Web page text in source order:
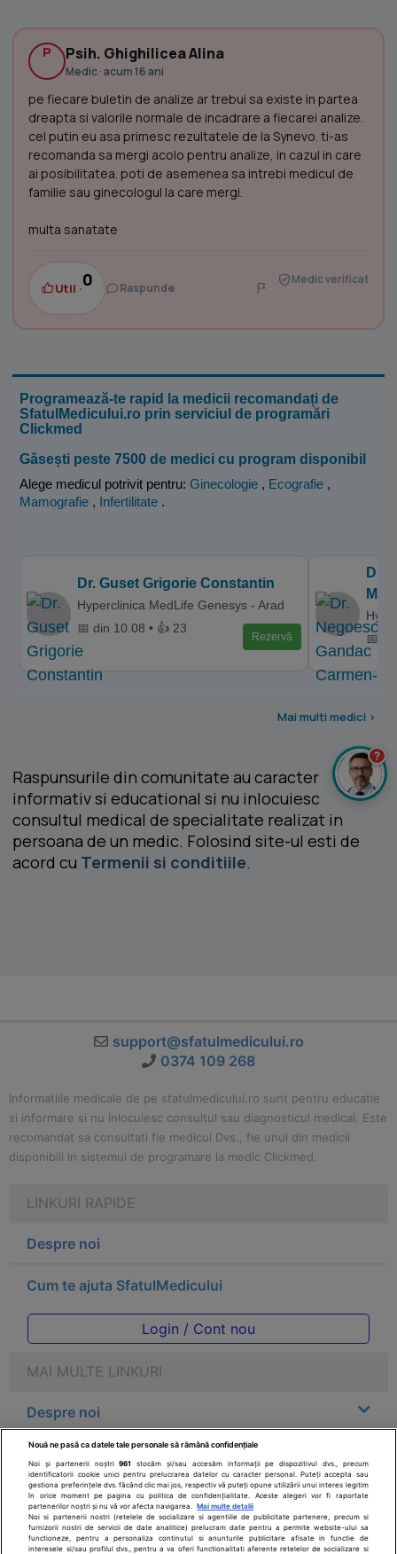
P Psih. Ghighilicea Alina
Medic · acum 16 ani
pe fiecare buletin de analize ar trebui sa existe in partea
dreapta si valorile normale de incadrare a fiecarei analize.
cel putin eu asa primesc rezultatele de la Synevo. ti-as
recomanda sa mergi acolo pentru analize, in cazul in care
ai posibilitatea. poti de asemenea sa intrebi medicul de
familie sau ginecologul la care mergi.
multa sanatate
Util ·0 Raspunde
Medic verificat
Programează-te rapid la medicii recomandați de
SfatulMedicului.ro prin serviciul de programări
Clickmed
Găsești peste 7500 de medici cu program disponibil
Alege medicul potrivit pentru: Ginecologie , Ecografie ,
Mamografie , Infertilitate .
Dr. Guset Grigorie Constantin
Hyperclinica MedLife Genesys - Arad
📅 din 10.08 • 👍 23
Rezervă
Dr.
📅
Mai multi medici >
Raspunsurile din comunitate au caracter
informativ si educational si nu inlocuiesc
consultul medical de specialitate realizat in
persoana de un medic. Folosind site-ul esti de
acord cu Termenii si conditiile.
support@sfatulmedicului.ro
0374 109 268
Informatiile medicale de pe sfatulmedicului.ro sunt pentru educatie
si informare si nu inlocuiesc consultul sau diagnosticul medical. Este
recomandat sa consultati fie medicul Dvs., fie unul din medicii
disponibili in sistemul de programare la medic Clickmed.
LINKURI RAPIDE
Despre noi
Cum te ajuta SfatulMedicului
Login / Cont nou
MAI MULTE LINKURI
Despre noi
Legal
Drepturile consumatorului
Parteneri
?
Nouă ne pasă ca datele tale personale să rămână confidențiale
Noi și partenerii noștri961
stocăm și/sau accesăm informații pe dispozitivul dvs., precum
identificatorii cookie unici pentru prelucrarea datelor cu caracter personal. Puteți accepta sau
gestiona preferințele dvs. făcând clic mai jos, respectiv vă puteți opune utilizării unui interes legitim
în orice moment pe pagina cu politica de confidențialitate. Aceste alegeri vor fi raportate
partenerilor noștri și nu vă vor afecta navigarea.
Mai multe detalii
Noi si partenerii nostri (retelele de socializare si agentiile de publicitate partenere, precum si
furnizorii nostri de servicii de date analitice) prelucram date pentru a permite website-ului sa
functioneze, pentru a personaliza continutul si anunturile publicitare afisate in functie de
interesele si/sau profilul dvs., pentru a va oferi functionalitati aferente retelelor de socializare si